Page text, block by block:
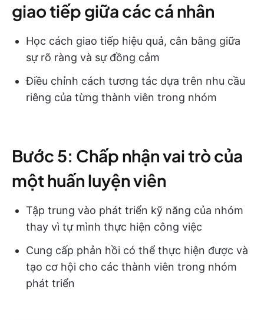
giao tiếp giữa các cá nhân
Học cách giao tiếp hiệu quả, cân bằng giữa
sự rõ ràng và sự đồng cảm
Điều chỉnh cách tương tác dựa trên nhu cầu
riêng của từng thành viên trong nhóm
Bước 5: Chấp nhận vai trò của
một huấn luyện viên
Tập trung vào phát triển kỹ năng của nhóm
thay vì tự mình thực hiện công việc
Cung cấp phản hồi có thể thực hiện được và
tạo cơ hội cho các thành viên trong nhóm
phát triển